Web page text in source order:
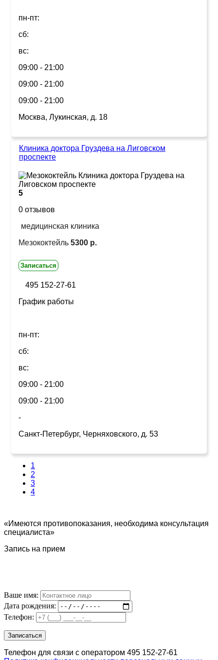
пн-пт:
сб:
вс:
09:00 - 21:00
09:00 - 21:00
09:00 - 21:00
Москва, Лукинская, д. 18
Клиника доктора Груздева на Лиговском
проспекте
5
0 отзывов
медицинская клиника
Мезококтейль 5300 р.
Записаться
495 152-27-61
График работы
пн-пт:
сб:
вс:
09:00 - 21:00
09:00 - 21:00
-
Санкт-Петербург, Черняховского, д. 53
1
2
3
4
«Имеются противопоказания, необходима консультация
специалиста»
Запись на прием
Ваше имя:
Дата рождения:
Телефон:
Телефон для связи с оператором 495 152-27-61